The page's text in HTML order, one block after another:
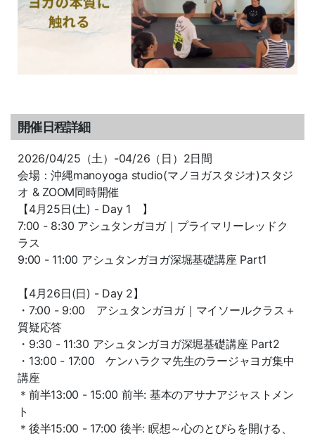
開催日程詳細
2026/04/25（土）-04/26（日）2日間
会場：沖縄manoyoga studio(マノヨガスタジオ)スタジ
オ & ZOOM同時開催
【4月25日(土) - Day 1 】
7:00 - 8:30 アシュタンガヨガ｜プライマリーレッドク
ラス
9:00 - 11:00 アシュタンガヨガ深堀基礎講座 Part1
【4月26日(日) - Day 2】
・7:00 - 9:00 アシュタンガヨガ｜マイソールクラス＋
質疑応答
・9:30 - 11:30 アシュタンガヨガ深堀基礎講座 Part2
・13:00 - 17:00 ケンハラクマ先生のラージャヨガ集中
講座
＊前半13:00 - 15:00 前半: 基本のアサナアジャストメン
ト
＊後半15:00 - 17:00 後半: 瞑想～心のとびらを開ける、